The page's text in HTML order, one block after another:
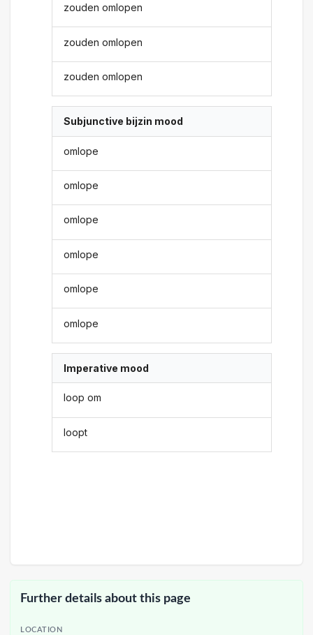
zouden omlopen
zouden omlopen
zouden omlopen
Subjunctive bijzin mood
omlope
omlope
omlope
omlope
omlope
omlope
Imperative mood
loop om
loopt
Further details about this page
LOCATION